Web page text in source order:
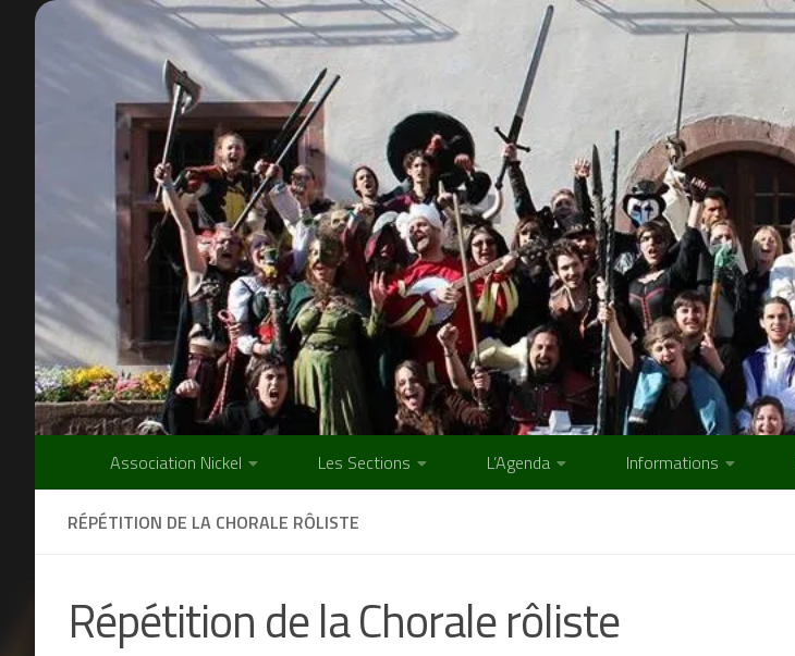
Skip to content
Association Nickel Les Sections L’Agenda Informations
RÉPÉTITION DE LA CHORALE RÔLISTE
Répétition de la Chorale rôliste